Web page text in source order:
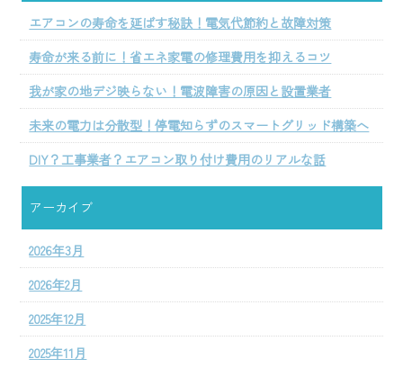
エアコンの寿命を延ばす秘訣！電気代節約と故障対策
寿命が来る前に！省エネ家電の修理費用を抑えるコツ
我が家の地デジ映らない！電波障害の原因と設置業者
未来の電力は分散型！停電知らずのスマートグリッド構築へ
DIY？工事業者？エアコン取り付け費用のリアルな話
アーカイブ
2026年3月
2026年2月
2025年12月
2025年11月